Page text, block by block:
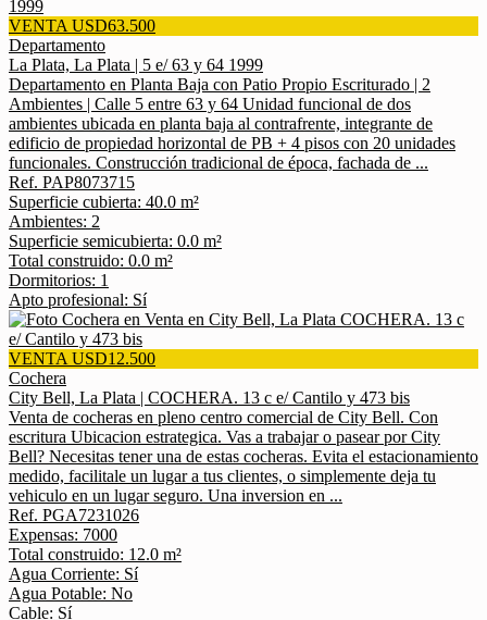
VENTA USD63.500
Departamento
La Plata, La Plata | 5 e/ 63 y 64 1999
Departamento en Planta Baja con Patio Propio Escriturado | 2
Ambientes | Calle 5 entre 63 y 64 Unidad funcional de dos
ambientes ubicada en planta baja al contrafrente, integrante de
edificio de propiedad horizontal de PB + 4 pisos con 20 unidades
funcionales. Construcción tradicional de época, fachada de ...
Ref. PAP8073715
Superficie cubierta: 40.0 m²
Ambientes: 2
Superficie semicubierta: 0.0 m²
Total construido: 0.0 m²
Dormitorios: 1
Apto profesional: Sí
VENTA USD12.500
Cochera
City Bell, La Plata | COCHERA. 13 c e/ Cantilo y 473 bis
Venta de cocheras en pleno centro comercial de City Bell. Con
escritura Ubicacion estrategica. Vas a trabajar o pasear por City
Bell? Necesitas tener una de estas cocheras. Evita el estacionamiento
medido, facilitale un lugar a tus clientes, o simplemente deja tu
vehiculo en un lugar seguro. Una inversion en ...
Ref. PGA7231026
Expensas: 7000
Total construido: 12.0 m²
Agua Corriente: Sí
Agua Potable: No
Cable: Sí